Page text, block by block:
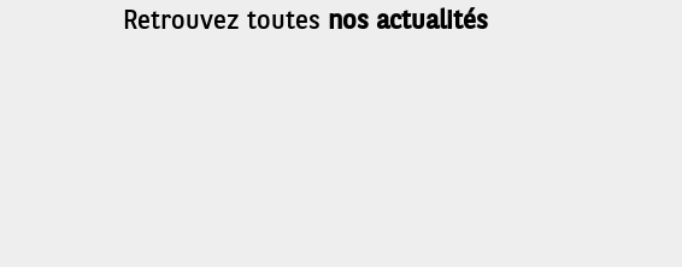
Retrouvez toutes nos actualités